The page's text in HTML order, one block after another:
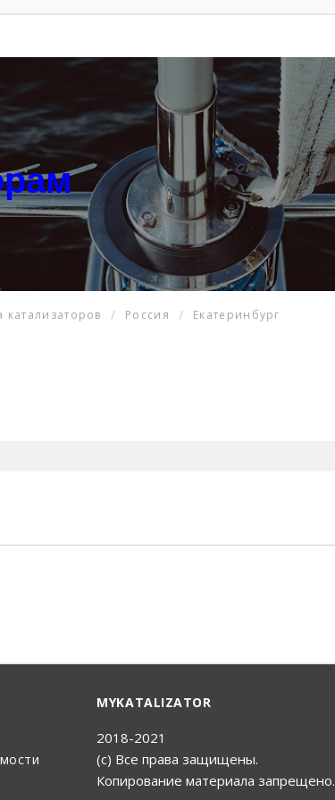
Россия Екатеринбург
MYKATALIZATOR
2018-2021
(с) Все права защищены.
Копирование материала запрещено.